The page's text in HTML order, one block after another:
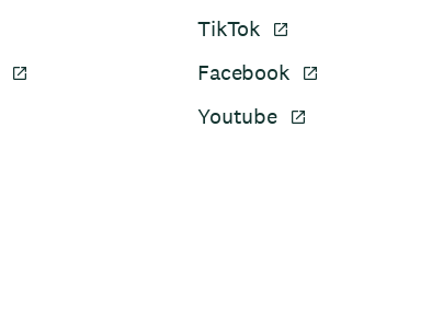
TikTok
Facebook
Youtube